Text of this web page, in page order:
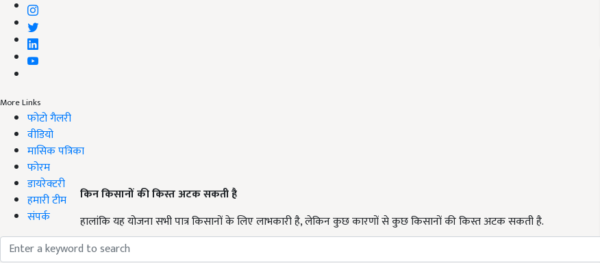
More Links
फोटो गैलरी
वीडियो
मासिक पत्रिका
फोरम
डायरेक्टरी
हमारी टीम
संपर्क
किन किसानों की किस्त अटक सकती है
हालांकि यह योजना सभी पात्र किसानों के लिए लाभकारी है, लेकिन कुछ कारणों से कुछ किसानों की किस्त अटक सकती है.
भू-सत्यापन अधूरा होना: